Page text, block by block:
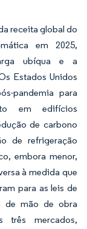
receita global do
em 2025,
ubíqua e a
Estados Unidos
pandemia para
em edifícios
de carbono
de refrigeração
embora menor,
à medida que
para as leis de
de mão de obra
três mercados,